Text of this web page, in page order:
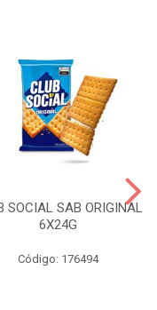
SOCIAL SAB ORIGINAL
6X24G
Código: 176494